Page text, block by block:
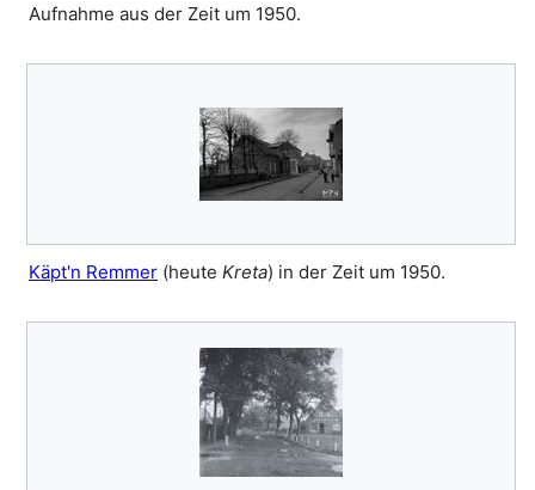
Aufnahme aus der Zeit um 1950.
Käpt'n Remmer (heute Kreta) in der Zeit um 1950.